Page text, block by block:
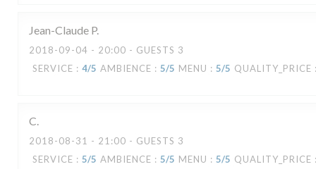
Jean-Claude P
2018-09-04 - 20:00 - GUESTS 3
SERVICE : 4/5 AMBIENCE : 5/5 MENU : 5/5 QUALITY_PRICE
C
2018-08-31 - 21:00 - GUESTS 3
SERVICE : 5/5 AMBIENCE : 5/5 MENU : 5/5 QUALITY_PRICE